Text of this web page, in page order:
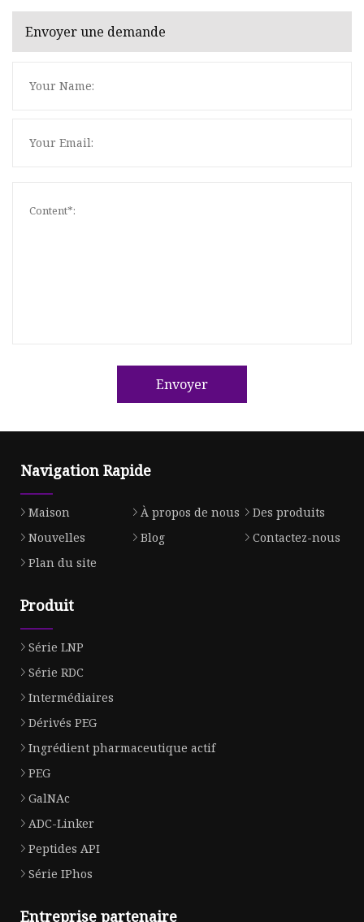
Envoyer une demande
Envoyer
Navigation Rapide
Maison À propos de nous
Des produits
Nouvelles
Blog
Contactez-nous
Plan du site
Produit
Série LNP
Série RDC
Intermédiaires
Dérivés PEG
Ingrédient pharmaceutique actif
PEG
GalNAc
ADC-Linker
Peptides API
Série IPhos
Entreprise partenaire